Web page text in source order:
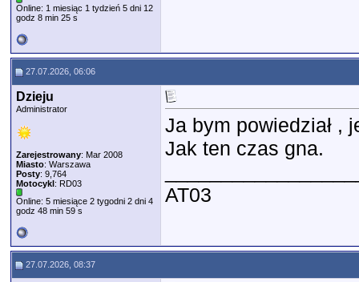
Online: 1 miesiąc 1 tydzień 5 dni 12
godz 8 min 25 s
27.07.2026, 06:06
Dzieju
Administrator
Zarejestrowany: Mar 2008
Miasto: Warszawa
Posty: 9,764
Motocykl: RD03
Online: 5 miesiące 2 tygodni 2 dni 4
godz 48 min 59 s
Ja bym powiedział ,
Jak ten czas gna.
AT03
27.07.2026, 08:37